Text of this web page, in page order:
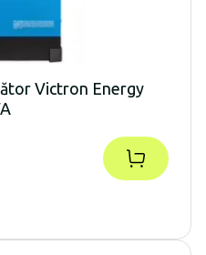
Victron Energy